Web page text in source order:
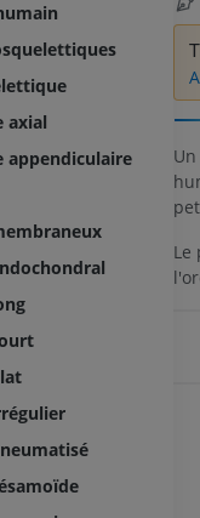
axial
appendiculaire
Un
Le